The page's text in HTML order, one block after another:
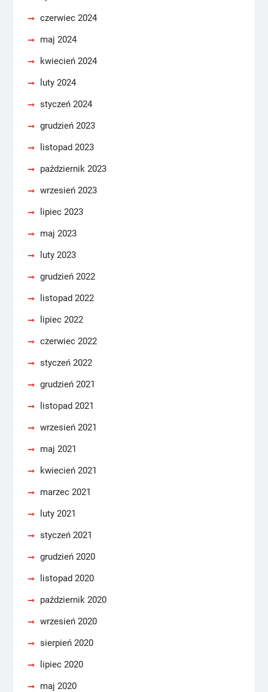
czerwiec 2024
maj 2024
kwiecień 2024
luty 2024
styczeń 2024
grudzień 2023
listopad 2023
październik 2023
wrzesień 2023
lipiec 2023
maj 2023
luty 2023
grudzień 2022
listopad 2022
lipiec 2022
czerwiec 2022
styczeń 2022
grudzień 2021
listopad 2021
wrzesień 2021
maj 2021
kwiecień 2021
marzec 2021
luty 2021
styczeń 2021
grudzień 2020
listopad 2020
październik 2020
wrzesień 2020
sierpień 2020
lipiec 2020
maj 2020